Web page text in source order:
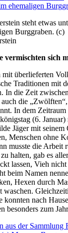
steht etwas
Burggraben. (c)
vermischten sich
mit überlieferten
Traditionen mit
In die Zeit
die
In dem
(6. Januar)
Jäger mit
Menschen ohne
musste die Arbeit
halten, gab es
lassen, Vieh nicht
beim Namen
Hexen durch
waschen.
konnten nach
besonders zum